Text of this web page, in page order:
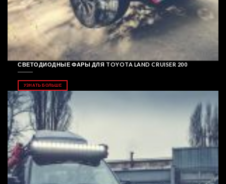
СВЕТОДИОДНЫЕ ФАРЫ ДЛЯ TOYOTA LAND CRUISER 200
УЗНАТЬ БОЛЬШЕ